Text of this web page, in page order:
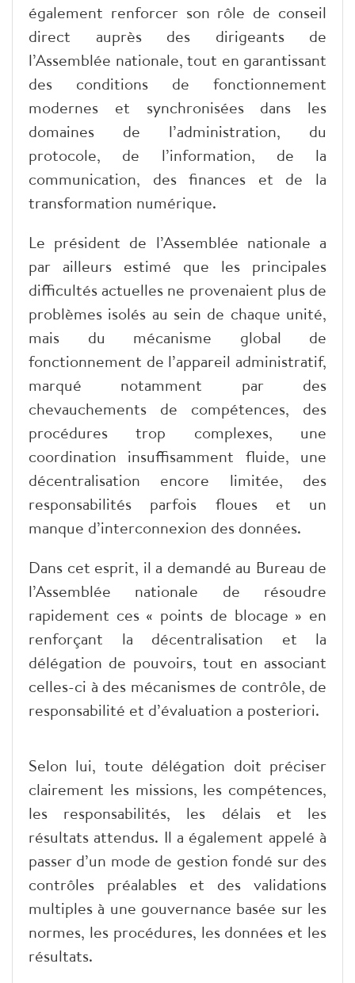
également renforcer son rôle de conseil
direct auprès des dirigeants de
l’Assemblée nationale, tout en garantissant
des conditions de fonctionnement
modernes et synchronisées dans les
domaines de l’administration, du
protocole, de l’information, de la
communication, des finances et de la
transformation numérique.
Le président de l’Assemblée nationale a
par ailleurs estimé que les principales
difficultés actuelles ne provenaient plus de
problèmes isolés au sein de chaque unité,
mais du mécanisme global de
fonctionnement de l’appareil administratif,
marqué notamment par des
chevauchements de compétences, des
procédures trop complexes, une
coordination insuffisamment fluide, une
décentralisation encore limitée, des
responsabilités parfois floues et un
manque d’interconnexion des données.
Dans cet esprit, il a demandé au Bureau de
l’Assemblée nationale de résoudre
rapidement ces « points de blocage » en
renforçant la décentralisation et la
délégation de pouvoirs, tout en associant
celles-ci à des mécanismes de contrôle, de
responsabilité et d’évaluation a posteriori.
Selon lui, toute délégation doit préciser
clairement les missions, les compétences,
les responsabilités, les délais et les
résultats attendus. Il a également appelé à
passer d’un mode de gestion fondé sur des
contrôles préalables et des validations
multiples à une gouvernance basée sur les
normes, les procédures, les données et les
résultats.